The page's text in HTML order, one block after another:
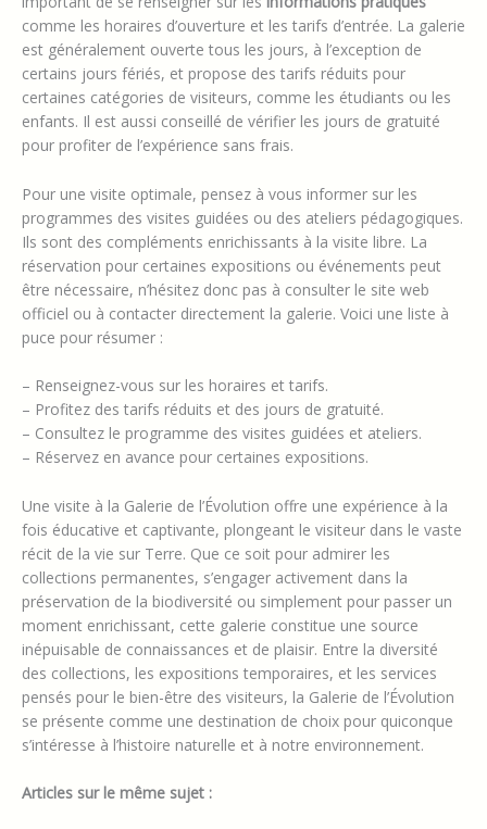
comme les horaires d’ouverture et les tarifs d’entrée. La galerie
est généralement ouverte tous les jours, à l’exception de
certains jours fériés, et propose des tarifs réduits pour
certaines catégories de visiteurs, comme les étudiants ou les
enfants. Il est aussi conseillé de vérifier les jours de gratuité
pour profiter de l’expérience sans frais.
Pour une visite optimale, pensez à vous informer sur les
programmes des visites guidées ou des ateliers pédagogiques.
Ils sont des compléments enrichissants à la visite libre. La
réservation pour certaines expositions ou événements peut
être nécessaire, n’hésitez donc pas à consulter le site web
officiel ou à contacter directement la galerie. Voici une liste à
puce pour résumer :
– Renseignez-vous sur les horaires et tarifs.
– Profitez des tarifs réduits et des jours de gratuité.
– Consultez le programme des visites guidées et ateliers.
– Réservez en avance pour certaines expositions.
Une visite à la Galerie de l’Évolution offre une expérience à la
fois éducative et captivante, plongeant le visiteur dans le vaste
récit de la vie sur Terre. Que ce soit pour admirer les
collections permanentes, s’engager activement dans la
préservation de la biodiversité ou simplement pour passer un
moment enrichissant, cette galerie constitue une source
inépuisable de connaissances et de plaisir. Entre la diversité
des collections, les expositions temporaires, et les services
pensés pour le bien-être des visiteurs, la Galerie de l’Évolution
se présente comme une destination de choix pour quiconque
s’intéresse à l’histoire naturelle et à notre environnement.
Articles sur le même sujet :